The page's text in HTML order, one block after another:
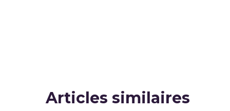
Articles similaires